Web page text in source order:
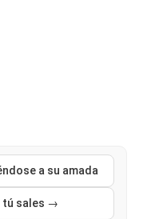
a su amada
tú sales →